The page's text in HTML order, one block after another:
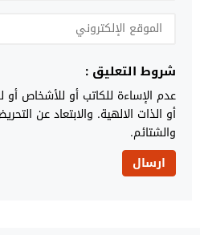
شروط التعليق :
عدم الإساءة للكاتب أو للأشخاص أو
أو الذات الالهية. والابتعاد عن
والشتائم.